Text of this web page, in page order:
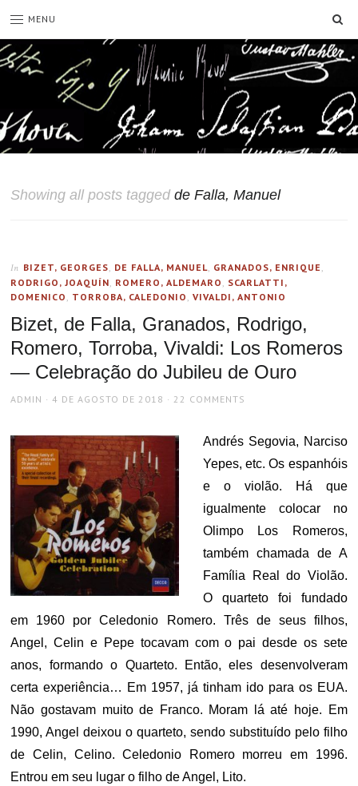
MENU
Showing all posts taggedde Falla, Manuel
In BIZET, GEORGES, DE FALLA, MANUEL, GRANADOS, ENRIQUE ,
RODRIGO, JOAQUÍN, ROMERO, ALDEMARO , SCARLATTI,
DOMENICO , TORROBA, CALEDONIO ,VIVALDI, ANTONIO
Bizet, de Falla, Granados, Rodrigo,
Romero, Torroba, Vivaldi: Los Romeros
— Celebração do Jubileu de Ouro
AUTHOR
ADMIN
POSTED
4 DE AGOSTO DE 2018 22 COMMENTS
Andrés Segovia, Narciso
Yepes, etc. Os espanhóis
e o violão. Há que
igualmente colocar no
Olimpo Los Romeros,
também chamada de A
Família Real do Violão.
O quarteto foi fundado
em 1960 por Celedonio Romero. Três de seus filhos,
Angel, Celin e Pepe tocavam com o pai desde os sete
anos, formando o Quarteto. Então, eles desenvolveram
certa experiência… Em 1957, já tinham ido para os EUA.
Não gostavam muito de Franco. Moram lá até hoje. Em
1990, Angel deixou o quarteto, sendo substituído pelo filho
de Celin, Celino. Celedonio Romero morreu em 1996.
Entrou em seu lugar o filho de Angel, Lito.